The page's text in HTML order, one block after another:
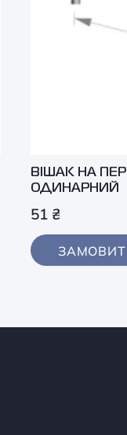
ВІШАК НА
ОДИНАРНИЙ
51 ₴